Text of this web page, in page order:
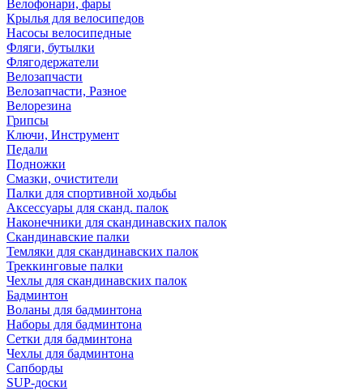
Велофонари, фары
Крылья для велосипедов
Насосы велосипедные
Фляги, бутылки
Флягодержатели
Велозапчасти
Велозапчасти, Разное
Велорезина
Грипсы
Ключи, Инструмент
Педали
Подножки
Смазки, очистители
Палки для спортивной ходьбы
Аксессуары для сканд. палок
Наконечники для скандинавских палок
Скандинавские палки
Темляки для скандинавских палок
Треккинговые палки
Чехлы для скандинавских палок
Бадминтон
Воланы для бадминтона
Наборы для бадминтона
Сетки для бадминтона
Чехлы для бадминтона
Сапборды
SUP-доски